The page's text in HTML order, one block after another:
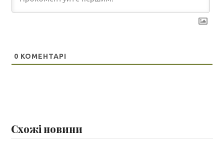
0 КОМЕНТАРІ
Схожі новини